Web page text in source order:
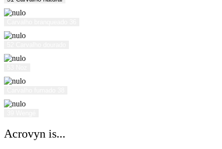
Acrovyn is...